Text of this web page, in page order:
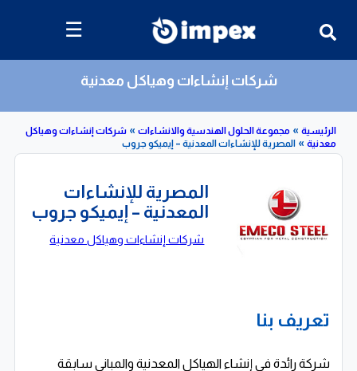
☰
شركات إنشاءات وهياكل معدنية
»
مجموعة الحلول الهندسية والانشاءات
»
شركات إنشاءات وهياكل
»
المصرية للإنشاءات
المعدنية – إيميكو جروب
تعريف بنا
شركة رائدة في إنشاء الهياكل المعدنية والمباني سابقة